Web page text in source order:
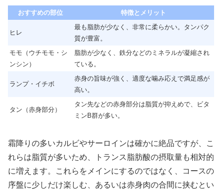
おすすめの部位 特徴とメリット
ヒレ
最も脂肪が少なく、非常に柔らかい。タンパク
質が豊富。
モモ（ウチモモ・シ
ンシン）
脂肪が少なく、鉄分などのミネラルが凝縮され
ている。
ランプ・イチボ
赤身の旨味が強く、適度な噛み応えで満足感が
高い。
タン（赤身部分）
タン先などの赤身部分は脂質が抑えめで、ビタ
ミンB群が多い。
霜降りの多いカルビやサーロインは確かに絶品ですが、こ
れらは脂質が多いため、トランス脂肪酸の摂取量も相対的
に増えます。これらをメインにするのではなく、コースの
序盤に少しだけ楽しむ、あるいは赤身肉の合間に挟むとい